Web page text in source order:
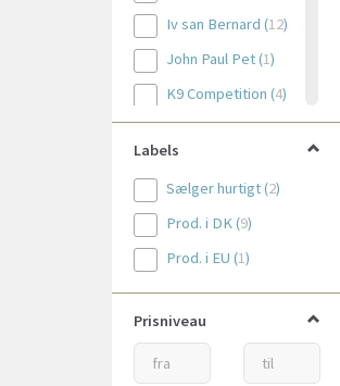
Iv san Bernard (12)
John Paul Pet(1)
K9 Competition (4)
KW(10)
Mico(4
Natural Dog
Company (1)
PSH Cosmetics
Show Tech
Labels
Sælger hurtigt(2)
Prod. i DK(9)
Prod. i EU (1)
Prisniveau